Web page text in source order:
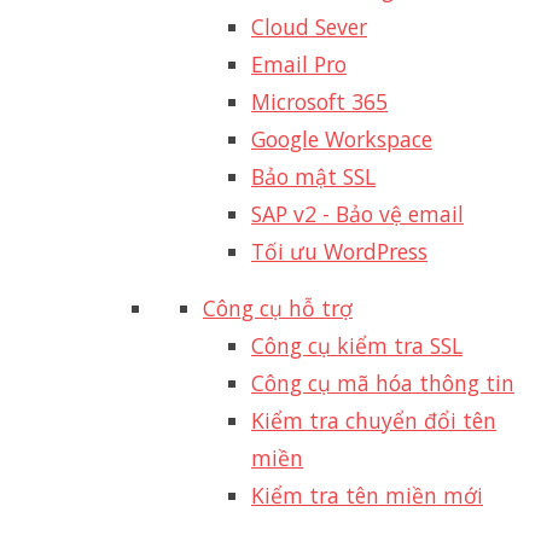
Cloud Sever
Email Pro
Microsoft 365
Google Workspace
Bảo mật SSL
SAP v2 - Bảo vệ email​
Tối ưu WordPress
Công cụ hỗ trợ
Công cụ kiểm tra SSL
Công cụ mã hóa thông tin
Kiểm tra chuyển đổi tên
miền
Kiểm tra tên miền mới